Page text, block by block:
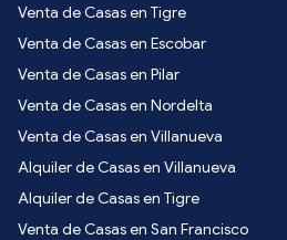
Venta de Casas en Tigre
Venta de Casas en Escobar
Venta de Casas en Pilar
Venta de Casas en Nordelta
Venta de Casas en Villanueva
Alquiler de Casas en Villanueva
Alquiler de Casas en Tigre
Venta de Casas en San Francisco